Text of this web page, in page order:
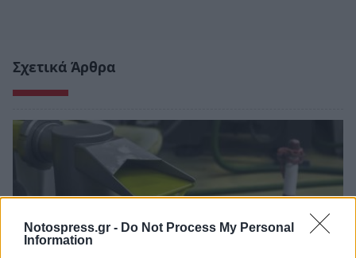
Notospress.gr - Do Not Process My Personal
Information
Σχετικά Άρθρα